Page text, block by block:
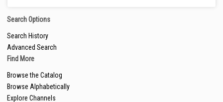
Search Options
Search History
Advanced Search
Find More
Browse the Catalog
Browse Alphabetically
Explore Channels